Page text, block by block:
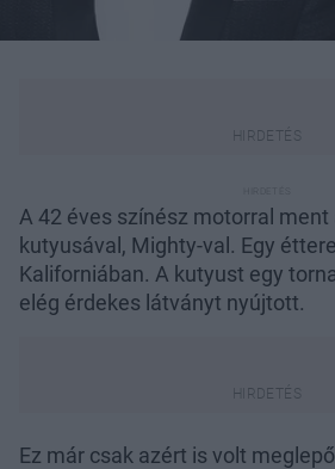
A 42 éves színész motorral ment
kutyusával, Mighty-val. Egy
Kaliforniában. A kutyust egy
elég érdekes látványt nyújtott.
Ez már csak azért is volt